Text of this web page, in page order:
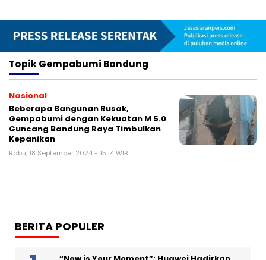
TopikGempabumi Bandung
Nasional
Beberapa Bangunan Rusak,
Gempabumi dengan Kekuatan M 5.0
Guncang Bandung Raya Timbulkan
Kepanikan
Rabu, 18 September 2024 - 15:14 WIB
BERITA POPULER